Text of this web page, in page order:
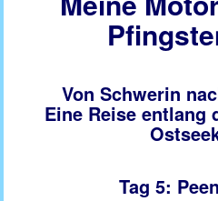
Von Schwerin
Eine Reise entlang
Tag 5: